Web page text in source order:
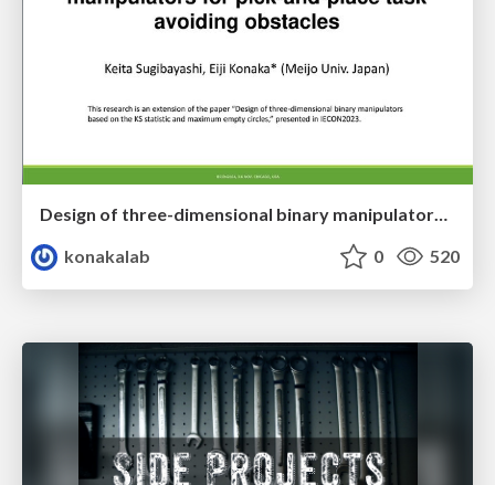
Design of three-dimensional binary manipulators for pick-and-place task avoiding obstacles (IECON2024)
konakalab
0 520